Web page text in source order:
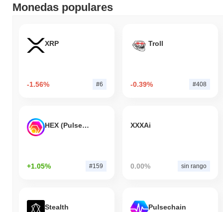
Monedas populares
XRP
-1.56% #6
Troll
-0.39% #408
HEX (Pulsechain)
+1.05% #159
XXXAi
0.00% sin rango
Stealth Pulsechain